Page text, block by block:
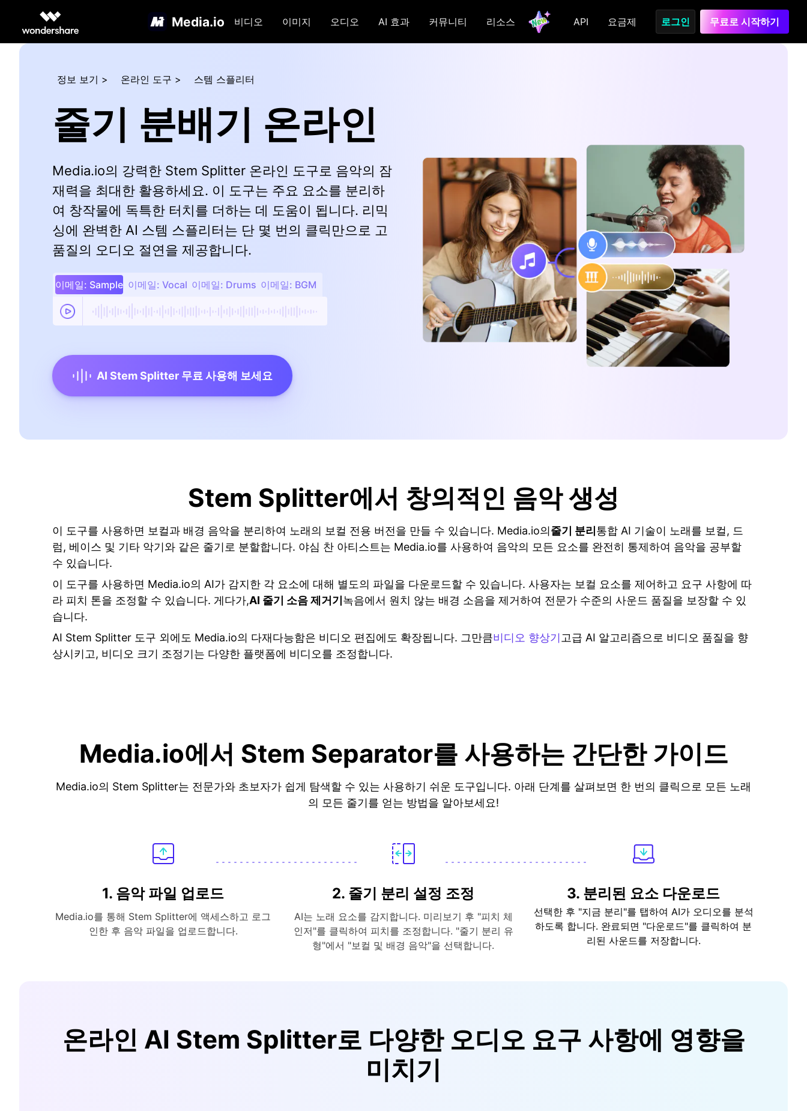
Media.io 비디오 이미지 오디오 AI 효과 커뮤니티 리소스 API 요금제 로그인 무료로 시작하기
정보 보기 > 온라인 도구 > 스템 스플리터
줄기 분배기 온라인
Media.io의 강력한 Stem Splitter 온라인 도구로 음악의 잠
재력을 최대한 활용하세요. 이 도구는 주요 요소를 분리하
여 창작물에 독특한 터치를 더하는 데 도움이 됩니다. 리믹
싱에 완벽한 AI 스템 스플리터는 단 몇 번의 클릭만으로 고
품질의 오디오 절연을 제공합니다.
이메일: Sample 이메일: Vocal 이메일: Drums 이메일: BGM
AI Stem Splitter 무료 사용해 보세요
Stem Splitter에서 창의적인 음악 생성
이 도구를 사용하면 보컬과 배경 음악을 분리하여 노래의 보컬 전용 버전을 만들 수 있습니다. Media.io의줄기 분리 통합 AI 기술이 노래를 보컬, 드
럼, 베이스 및 기타 악기와 같은 줄기로 분할합니다. 야심 찬 아티스트는 Media.io를 사용하여 음악의 모든 요소를 완전히 통제하여 음악을 공부할
수 있습니다.
이 도구를 사용하면 Media.io의 AI가 감지한 각 요소에 대해 별도의 파일을 다운로드할 수 있습니다. 사용자는 보컬 요소를 제어하고 요구 사항에 따
라 피치 톤을 조정할 수 있습니다. 게다가,AI 줄기 소음 제거기 녹음에서 원치 않는 배경 소음을 제거하여 전문가 수준의 사운드 품질을 보장할 수 있
습니다.
AI Stem Splitter 도구 외에도 Media.io의 다재다능함은 비디오 편집에도 확장됩니다. 그만큼비디오 향상기 고급 AI 알고리즘으로 비디오 품질을 향
상시키고, 비디오 크기 조정기는 다양한 플랫폼에 비디오를 조정합니다.
Media.io에서 Stem Separator를 사용하는 간단한 가이드
Media.io의 Stem Splitter는 전문가와 초보자가 쉽게 탐색할 수 있는 사용하기 쉬운 도구입니다. 아래 단계를 살펴보면 한 번의 클릭으로 모든 노래
의 모든 줄기를 얻는 방법을 알아보세요!
1. 음악 파일 업로드
Media.io를 통해 Stem Splitter에 액세스하고 로그
인한 후 음악 파일을 업로드합니다.
2. 줄기 분리 설정 조정
AI는 노래 요소를 감지합니다. 미리보기 후 "피치 체
인저"를 클릭하여 피치를 조정합니다. "줄기 분리 유
형"에서 "보컬 및 배경 음악"을 선택합니다.
3. 분리된 요소 다운로드
선택한 후 "지금 분리"를 탭하여 AI가 오디오를 분석
하도록 합니다. 완료되면 "다운로드"를 클릭하여 분
리된 사운드를 저장합니다.
온라인 AI Stem Splitter로 다양한 오디오 요구 사항에 영향을
미치기